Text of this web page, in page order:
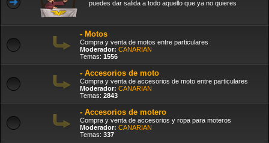
puedes dar salida a todo aquello que ya no quieres
- Motos
Compra y venta de motos entre particulares
Moderador: CANARIAN
Temas: 1556
- Accesorios de moto
Compra y venta de accesorios de moto entre particulares
Moderador: CANARIAN
Temas: 2843
- Accesorios de motero
Compra y venta de accesorios y ropa para moteros
Moderador: CANARIAN
Temas: 337